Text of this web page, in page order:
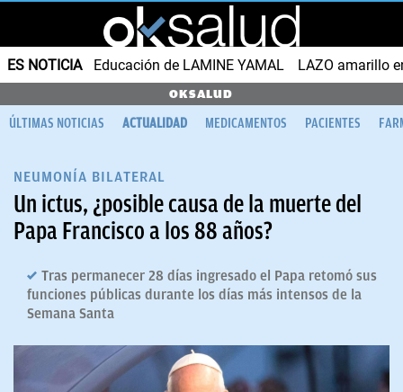
ES NOTICIA Educación de LAMINE YAMAL LAZO amarillo
OKSALUD
ÚLTIMAS NOTICIAS ACTUALIDAD MEDICAMENTOS PACIENTES
NEUMONÍA BILATERAL
Un ictus, ¿posible causa de la muerte del
Papa Francisco a los 88 años?
Tras permanecer 28 días ingresado el Papa retomó sus
funciones públicas durante los días más intensos de la
Semana Santa